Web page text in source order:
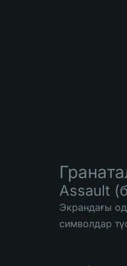
Assault
Экрандағы
символдар